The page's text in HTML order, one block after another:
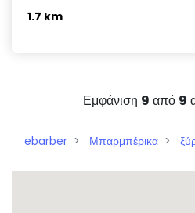
1.7 km
Εμφάνιση 9 από 9
ebarber Μπαρμπέρικα